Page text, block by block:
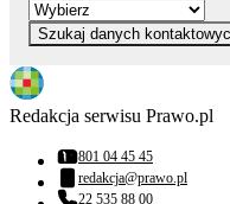
Szukaj danych
Redakcja serwisu Prawo.pl
Numer telefonu:
801 04 45 45
Adres email:
redakcja@prawo.pl
22 535 88 00